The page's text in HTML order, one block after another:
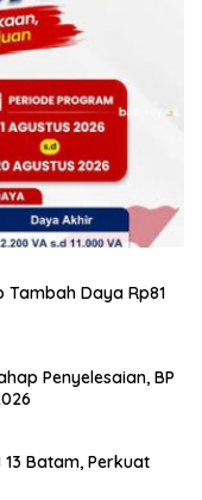
Tambah Daya Rp81
Penyelesaian, BP
Batam, Perkuat